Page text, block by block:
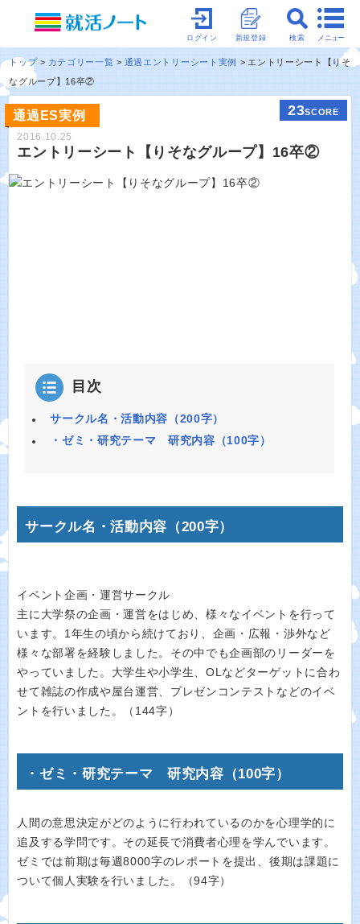
メニュー
検索
新規登録
ログイン
トップ カテゴリー一覧 通過エントリーシート実例
エントリーシート【りそ
なグループ】16卒②
通過ES実例 23SCORE
2016.10.25
エントリーシート【りそなグループ】16卒②
目次
サークル名・活動内容（200字）
・ゼミ・研究テーマ 研究内容（100字）
サークル名・活動内容（200字）
イベント企画・運営サークル
主に大学祭の企画・運営をはじめ、様々なイベントを行って
います。1年生の頃から続けており、企画・広報・渉外など
様々な部署を経験しました。その中でも企画部のリーダーを
やっていました。大学生や小学生、OLなどターゲットに合わ
せて雑誌の作成や屋台運営、プレゼンコンテストなどのイベ
ントを行いました。（144字）
・ゼミ・研究テーマ 研究内容（100字）
人間の意思決定がどのように行われているのかを心理学的に
追及する学問です。その延長で消費者心理を学んでいます。
ゼミでは前期は毎週8000字のレポートを提出、後期は課題に
ついて個人実験を行いました。（94字）